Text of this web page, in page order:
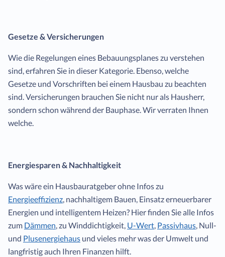
Gesetze & Versicherungen
Wie die Regelungen eines Bebauungsplanes zu verstehen
sind, erfahren Sie in dieser Kategorie. Ebenso, welche
Gesetze und Vorschriften bei einem Hausbau zu beachten
sind. Versicherungen brauchen Sie nicht nur als Hausherr,
sondern schon während der Bauphase. Wir verraten Ihnen
welche.
Energiesparen & Nachhaltigkeit
Was wäre ein Hausbauratgeber ohne Infos zu
Energieeffizienz, nachhaltigem Bauen, Einsatz erneuerbarer
Energien und intelligentem Heizen? Hier finden Sie alle Infos
zum Dämmen, zu Winddichtigkeit, U-Wert, Passivhaus, Null-
und Plusenergiehaus und vieles mehr was der Umwelt und
langfristig auch Ihren Finanzen hilft.